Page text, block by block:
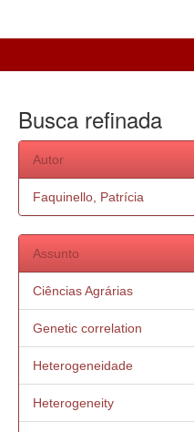
Busca refinada
Autor
Faquinello, Patrícia
Assunto
Ciências Agrárias
Genetic correlation
Heterogeneidade
Heterogeneity